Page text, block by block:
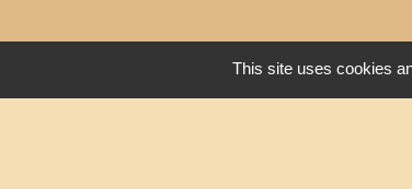
This site uses cookies